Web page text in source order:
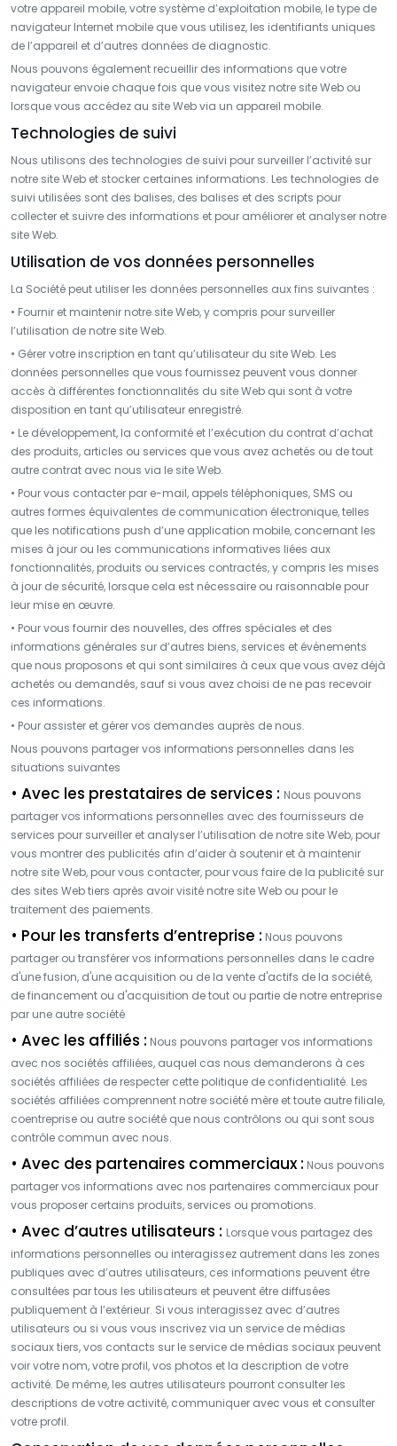
votre appareil mobile, votre système d’exploitation mobile, le type de
navigateur Internet mobile que vous utilisez, les identifiants uniques
de l’appareil et d’autres données de diagnostic.
Nous pouvons également recueillir des informations que votre
navigateur envoie chaque fois que vous visitez notre site Web ou
lorsque vous accédez au site Web via un appareil mobile.
Technologies de suivi
Nous utilisons des technologies de suivi pour surveiller l’activité sur
notre site Web et stocker certaines informations. Les technologies de
suivi utilisées sont des balises, des balises et des scripts pour
collecter et suivre des informations et pour améliorer et analyser notre
site Web.
Utilisation de vos données personnelles
La Société peut utiliser les données personnelles aux fins suivantes :
• Fournir et maintenir notre site Web, y compris pour surveiller
l’utilisation de notre site Web.
• Gérer votre inscription en tant qu’utilisateur du site Web. Les
données personnelles que vous fournissez peuvent vous donner
accès à différentes fonctionnalités du site Web qui sont à votre
disposition en tant qu’utilisateur enregistré.
• Le développement, la conformité et l’exécution du contrat d’achat
des produits, articles ou services que vous avez achetés ou de tout
autre contrat avec nous via le site Web.
• Pour vous contacter par e-mail, appels téléphoniques, SMS ou
autres formes équivalentes de communication électronique, telles
que les notifications push d’une application mobile, concernant les
mises à jour ou les communications informatives liées aux
fonctionnalités, produits ou services contractés, y compris les mises
à jour de sécurité, lorsque cela est nécessaire ou raisonnable pour
leur mise en œuvre.
• Pour vous fournir des nouvelles, des offres spéciales et des
informations générales sur d’autres biens, services et événements
que nous proposons et qui sont similaires à ceux que vous avez déjà
achetés ou demandés, sauf si vous avez choisi de ne pas recevoir
ces informations.
• Pour assister et gérer vos demandes auprès de nous.
Nous pouvons partager vos informations personnelles dans les
situations suivantes
• Avec les prestataires de services : Nous pouvons
partager vos informations personnelles avec des fournisseurs de
services pour surveiller et analyser l’utilisation de notre site Web, pour
vous montrer des publicités afin d’aider à soutenir et à maintenir
notre site Web, pour vous contacter, pour vous faire de la publicité sur
des sites Web tiers après avoir visité notre site Web ou pour le
traitement des paiements.
• Pour les transferts d’entreprise : Nous pouvons
partager ou transférer vos informations personnelles dans le cadre
d'une fusion, d'une acquisition ou de la vente d'actifs de la société,
de financement ou d'acquisition de tout ou partie de notre entreprise
par une autre société
• Avec les affiliés : Nous pouvons partager vos informations
avec nos sociétés affiliées, auquel cas nous demanderons à ces
sociétés affiliées de respecter cette politique de confidentialité. Les
sociétés affiliées comprennent notre société mère et toute autre filiale,
coentreprise ou autre société que nous contrôlons ou qui sont sous
contrôle commun avec nous.
• Avec des partenaires commerciaux : Nous pouvons
partager vos informations avec nos partenaires commerciaux pour
vous proposer certains produits, services ou promotions.
• Avec d’autres utilisateurs : Lorsque vous partagez des
informations personnelles ou interagissez autrement dans les zones
publiques avec d’autres utilisateurs, ces informations peuvent être
consultées par tous les utilisateurs et peuvent être diffusées
publiquement à l’extérieur. Si vous interagissez avec d’autres
utilisateurs ou si vous vous inscrivez via un service de médias
sociaux tiers, vos contacts sur le service de médias sociaux peuvent
voir votre nom, votre profil, vos photos et la description de votre
activité. De même, les autres utilisateurs pourront consulter les
descriptions de votre activité, communiquer avec vous et consulter
votre profil.